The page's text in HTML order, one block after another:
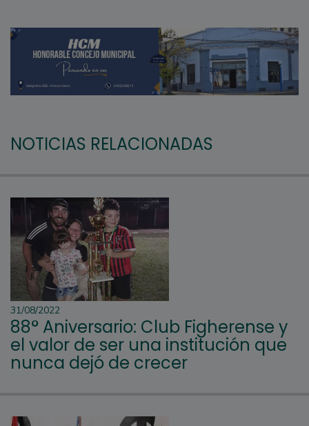
NOTICIAS RELACIONADAS
31/08/2022
88° Aniversario: Club Figherense y
el valor de ser una institución que
nunca dejó de crecer